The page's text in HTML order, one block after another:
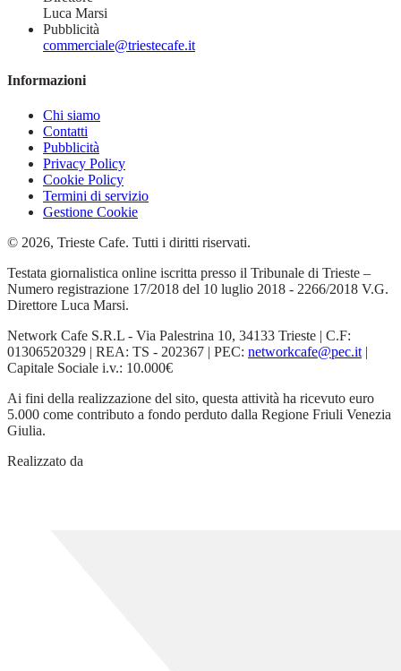
Luca Marsi
Pubblicità
commerciale@triestecafe.it
Informazioni
Chi siamo
Contatti
Pubblicità
Privacy Policy
Cookie Policy
Termini di servizio
Gestione Cookie
© 2026, Trieste Cafe. Tutti i diritti riservati.
Testata giornalistica online iscritta presso il Tribunale di Trieste –
Numero registrazione 17/2018 del 10 luglio 2018 - 2266/2018 V.G.
Direttore Luca Marsi.
Network Cafe S.R.L - Via Palestrina 10, 34133 Trieste | C.F:
01306520329 | REA: TS - 202367 | PEC: networkcafe@pec.it|
Capitale Sociale i.v.: 10.000€
Ai fini della realizzazione del sito, questa attività ha ricevuto euro
5.000 come contributo a fondo perduto dalla Regione Friuli Venezia
Giulia.
Realizzato da